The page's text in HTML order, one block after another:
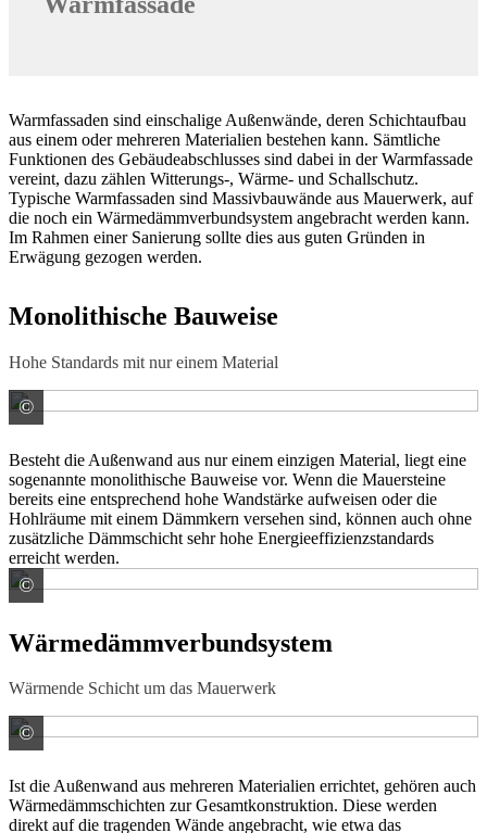
Warmfassaden sind einschalige Außenwände, deren Schichtaufbau
aus einem oder mehreren Materialien bestehen kann. Sämtliche
Funktionen des Gebäudeabschlusses sind dabei in der Warmfassade
vereint, dazu zählen Witterungs-, Wärme- und Schallschutz.
Typische Warmfassaden sind Massivbauwände aus Mauerwerk, auf
die noch ein Wärmedämmverbundsystem angebracht werden kann.
Im Rahmen einer Sanierung sollte dies aus guten Gründen in
Erwägung gezogen werden.
Monolithische Bauweise
Hohe Standards mit nur einem Material
© Wienerberger GmbH
© Wienerberger GmbH Abrechnung Dachprodukte
Besteht die Außenwand aus nur einem einzigen Material, liegt eine
sogenannte monolithische Bauweise vor. Wenn die Mauersteine
bereits eine entsprechend hohe Wandstärke aufweisen oder die
Hohlräume mit einem Dämmkern versehen sind, können auch ohne
zusätzliche Dämmschicht sehr hohe Energieeffizienzstandards
erreicht werden.
Wärmedämmverbundsystem
Wärmende Schicht um das Mauerwerk
© Knauf AG
Ist die Außenwand aus mehreren Materialien errichtet, gehören auch
Wärmedämmschichten zur Gesamtkonstruktion. Diese werden
direkt auf die tragenden Wände angebracht, wie etwa das